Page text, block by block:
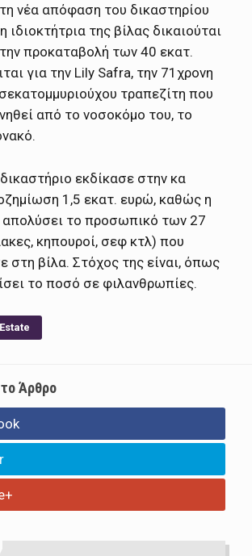
νέα απόφαση του δικαστηρίου
ιδιοκτήτρια της βίλας δικαιούται
προκαταβολή των 40 εκατ.
για την Lily Safra, την 71χρονη
τραπεζίτη που
από το νοσοκόμο του, το
εκδίκασε στην κα
1,5 εκατ. ευρώ, καθώς η
απολύσει το προσωπικό των 27
κηπουροί, σεφ κτλ) που
στη βίλα. Στόχος της είναι, όπως
το ποσό σε φιλανθρωπίες.
Άρθρο